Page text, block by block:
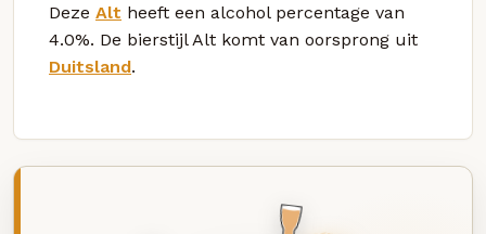
Deze Alt heeft een alcohol percentage van
4.0%. De bierstijl Alt komt van oorsprong uit
Duitsland.